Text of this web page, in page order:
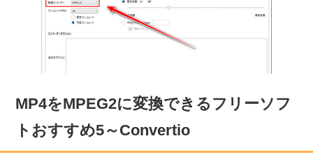
MP4をMPEG2に変換できるフリーソフ
トおすすめ5～Convertio